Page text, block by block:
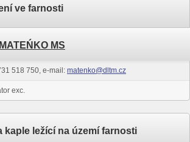
ve farnosti
MS
518 750, e-mail: matenko@dltm.cz
exc.
kaple ležící na území farnosti